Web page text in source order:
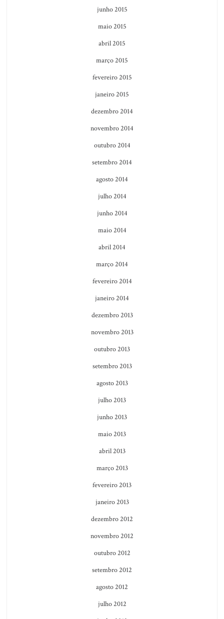
junho 2015
maio 2015
abril 2015
março 2015
fevereiro 2015
janeiro 2015
dezembro 2014
novembro 2014
outubro 2014
setembro 2014
agosto 2014
julho 2014
junho 2014
maio 2014
abril 2014
março 2014
fevereiro 2014
janeiro 2014
dezembro 2013
novembro 2013
outubro 2013
setembro 2013
agosto 2013
julho 2013
junho 2013
maio 2013
abril 2013
março 2013
fevereiro 2013
janeiro 2013
dezembro 2012
novembro 2012
outubro 2012
setembro 2012
agosto 2012
julho 2012